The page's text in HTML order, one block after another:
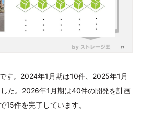
す。2024年1月期は10件、2025年1月
た。2026年1月期は40件の開発を計画
15件を完了しています。